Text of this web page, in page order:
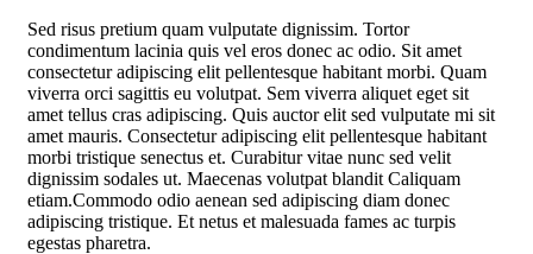
Sed risus pretium quam vulputate dignissim. Tortor
condimentum lacinia quis vel eros donec ac odio. Sit amet
consectetur adipiscing elit pellentesque habitant morbi. Quam
viverra orci sagittis eu volutpat. Sem viverra aliquet eget sit
amet tellus cras adipiscing. Quis auctor elit sed vulputate mi sit
amet mauris. Consectetur adipiscing elit pellentesque habitant
morbi tristique senectus et. Curabitur vitae nunc sed velit
dignissim sodales ut. Maecenas volutpat blandit Caliquam
etiam.Commodo odio aenean sed adipiscing diam donec
adipiscing tristique. Et netus et malesuada fames ac turpis
egestas pharetra.